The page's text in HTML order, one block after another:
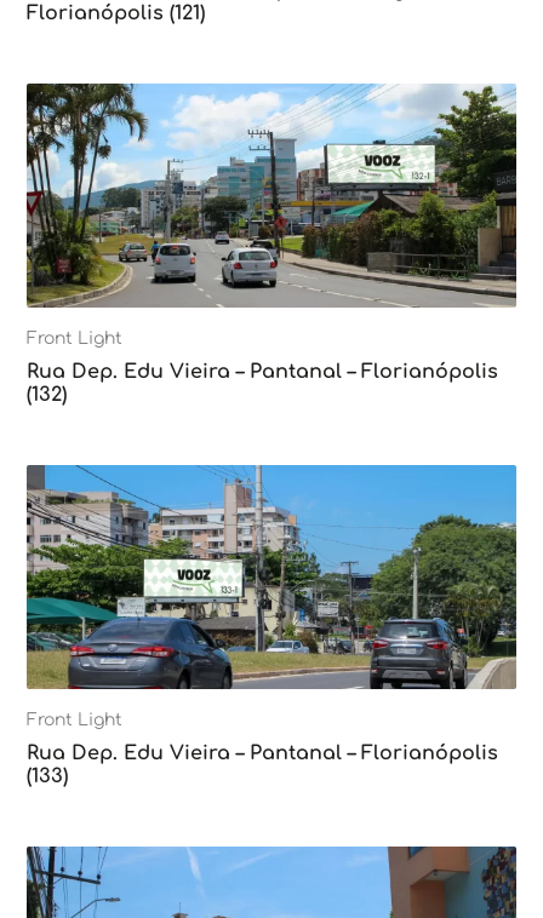
Florianópolis (121)
Front Light
Rua Dep. Edu Vieira – Pantanal – Florianópolis
(132)
Front Light
Rua Dep. Edu Vieira – Pantanal – Florianópolis
(133)